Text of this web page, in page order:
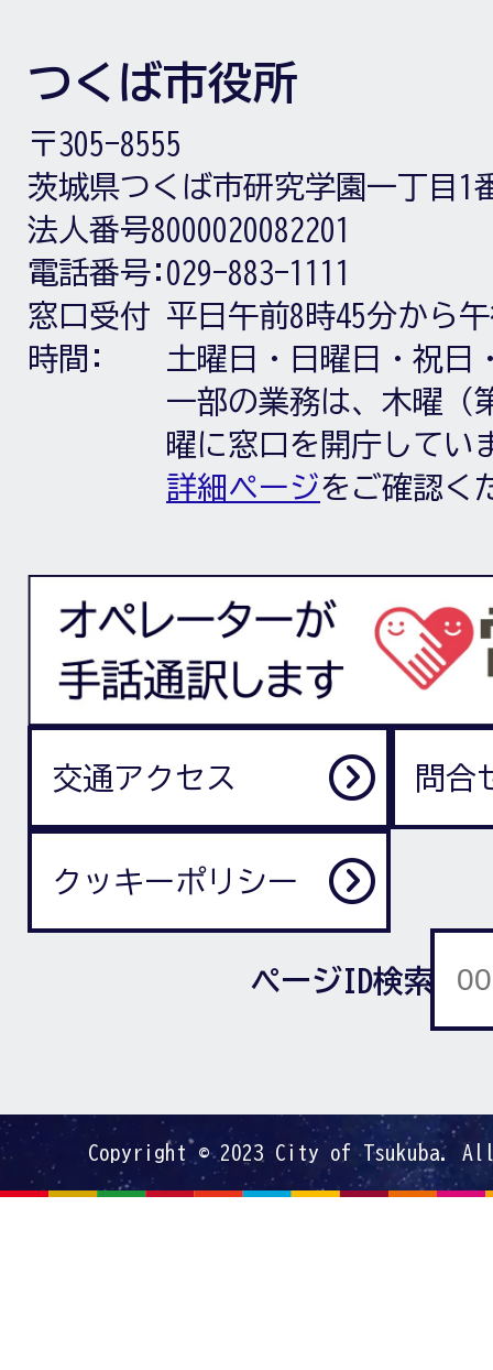
つくば市役所
〒305-8555
茨城県つくば市研究学園一丁目1
法人番号8000020082201
電話番号: 029-883-1111
窓口受付
時間:
平日午前8時45分から
土曜日・日曜日・祝日
一部の業務は、木曜（
曜に窓口を開庁してい
詳細ページをご確認く
交通アクセス 問合
クッキーポリシー
ページID検索
Copyright © 2023 City of Tsukuba.